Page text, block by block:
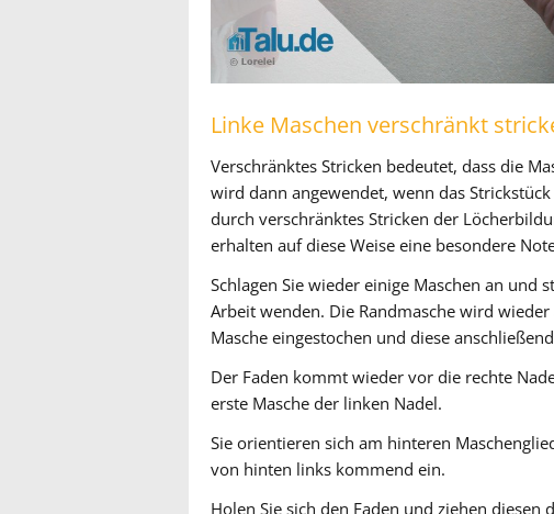
Linke Maschen verschränkt
Verschränktes Stricken bedeutet, dass die
wird dann angewendet, wenn das
durch verschränktes Stricken der
erhalten auf diese Weise eine besondere
Schlagen Sie wieder einige Maschen an und
Arbeit wenden. Die Randmasche wird
Masche eingestochen und diese
Der Faden kommt wieder vor die rechte
erste Masche der linken Nadel.
Sie orientieren sich am hinteren
von hinten links kommend ein.
Holen Sie sich den Faden und ziehen diesen